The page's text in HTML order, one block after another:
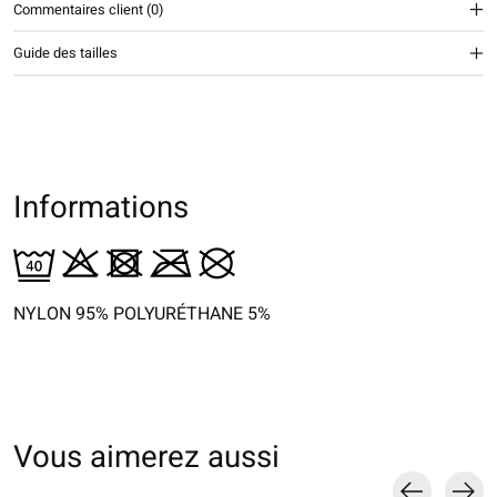
Commentaires client (0)
Guide des tailles
Informations
NYLON 95% POLYURÉTHANE 5%
Vous aimerez aussi